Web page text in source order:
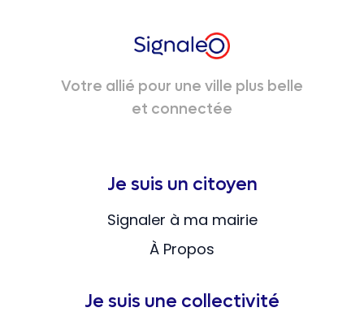
Votre allié pour une ville plus belle
et connectée
Je suis un citoyen
Signaler à ma mairie
À Propos
Je suis une collectivité